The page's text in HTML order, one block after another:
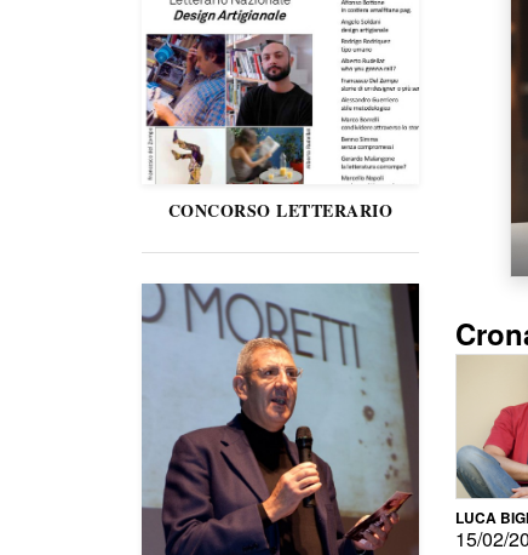
CONCORSO LETTERARIO
LUCA
15/02/